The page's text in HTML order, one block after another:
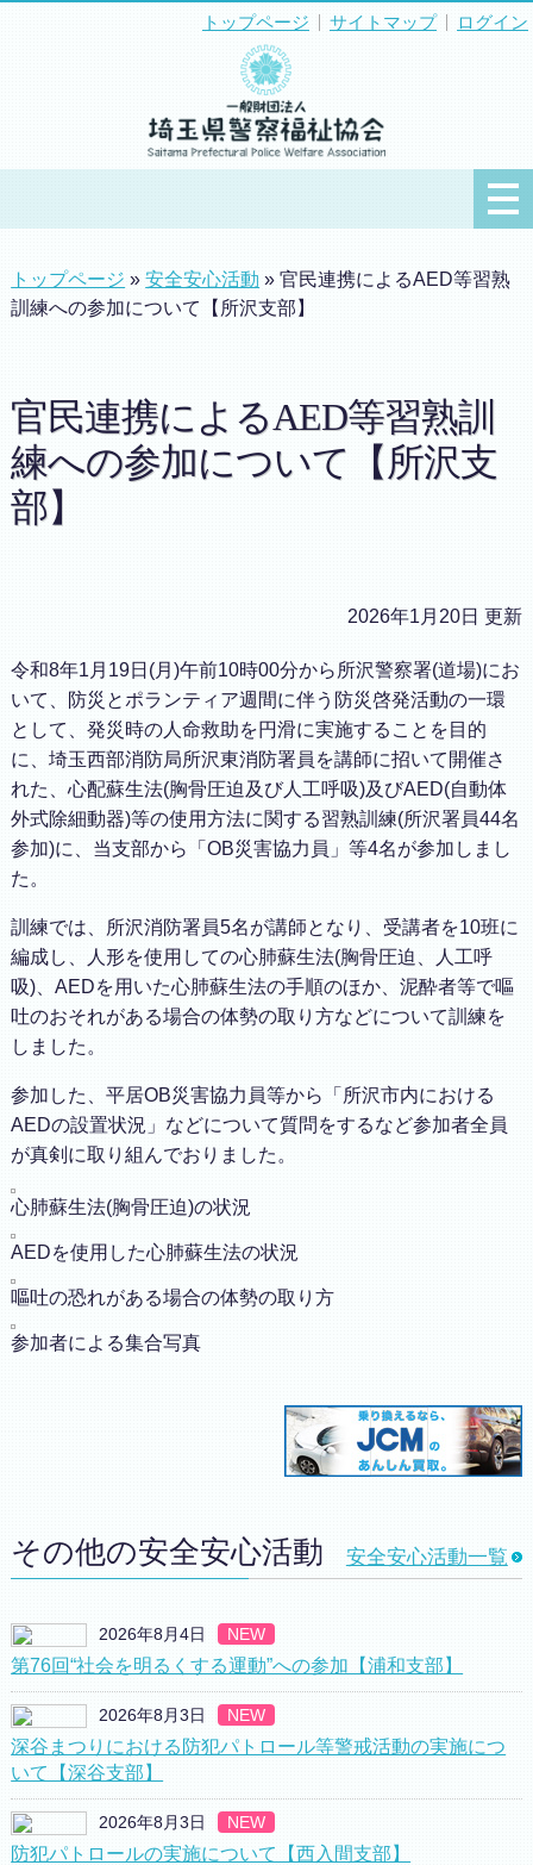
トップページ サイトマップ ログイン
トップページ »安全安心活動 » 官民連携によるAED等習熟
訓練への参加について【所沢支部】
官民連携によるAED等習熟訓
練への参加について【所沢支
部】
2026年1月20日 更新
令和8年1月19日(月)午前10時00分から所沢警察署(道場)にお
いて、防災とポランティア週間に伴う防災啓発活動の一環
として、発災時の人命救助を円滑に実施することを目的
に、埼玉西部消防局所沢東消防署員を講師に招いて開催さ
れた、心配蘇生法(胸骨圧迫及び人工呼吸)及びAED(自動体
外式除細動器)等の使用方法に関する習熟訓練(所沢署員44名
参加)に、当支部から「OB災害協力員」等4名が参加しまし
た。
訓練では、所沢消防署員5名が講師となり、受講者を10班に
編成し、人形を使用しての心肺蘇生法(胸骨圧迫、人工呼
吸)、AEDを用いた心肺蘇生法の手順のほか、泥酔者等で嘔
吐のおそれがある場合の体勢の取り方などについて訓練を
しました。
参加した、平居OB災害協力員等から「所沢市内における
AEDの設置状況」などについて質問をするなど参加者全員
が真剣に取り組んでおりました。
心肺蘇生法(胸骨圧迫)の状況
AEDを使用した心肺蘇生法の状況
嘔吐の恐れがある場合の体勢の取り方
参加者による集合写真
その他の安全安心活動 安全安心活動一覧
2026年8月4日 NEW
第76回“社会を明るくする運動”への参加【浦和支部】
2026年8月3日 NEW
深谷まつりにおける防犯パトロール等警戒活動の実施につ
いて【深谷支部】
2026年8月3日 NEW
防犯パトロールの実施について【西入間支部】